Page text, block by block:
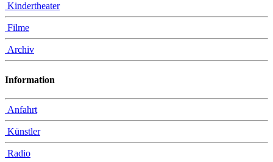
Kindertheater
Filme
Archiv
Information
Anfahrt
Künstler
Radio